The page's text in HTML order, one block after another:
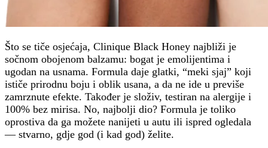
Što se tiče osjećaja, Clinique Black Honey najbliži je
sočnom obojenom balzamu: bogat je emolijentima i
ugodan na usnama. Formula daje glatki, “meki sjaj” koji
ističe prirodnu boju i oblik usana, a da ne ide u previše
zamrznute efekte. Također je složiv, testiran na alergije i
100% bez mirisa. No, najbolji dio? Formula je toliko
oprostiva da ga možete nanijeti u autu ili ispred ogledala
— stvarno, gdje god (i kad god) želite.